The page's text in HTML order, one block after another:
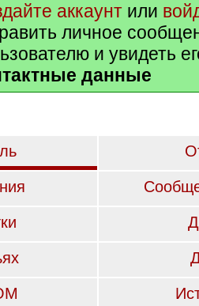
аккаунт или
личное
и увидеть
данные